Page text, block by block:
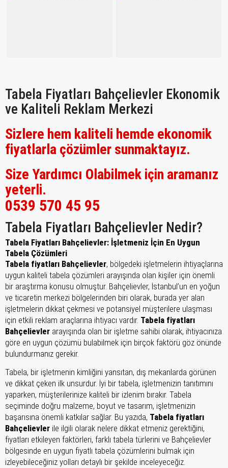
Tabela Fiyatları Bahçelievler Ekonomik
ve Kaliteli Reklam Merkezi
Sizlere hem kaliteli hemde ekonomik
fiyatlarla çözümler sunmaktayız.
Size Yardımcı Olabilmek için aramanız
yeterli.
0539 570 45 95
Tabela Fiyatları Bahçelievler Nedir?
Tabela Fiyatları Bahçelievler: İşletmeniz İçin En Uygun
Tabela Çözümleri
Tabela fiyatları Bahçelievler, bölgedeki işletmelerin ihtiyaçlarına
uygun kaliteli tabela çözümleri arayışında olan kişiler için önemli
bir araştırma konusu olmuştur. Bahçelievler, İstanbul’un en yoğun
ve ticaretin merkezi bölgelerinden biri olarak, burada yer alan
işletmelerin dikkat çekmesi ve potansiyel müşterilere ulaşması
için etkili reklam araçlarına ihtiyacı vardır. Tabela fiyatları
Bahçelievler arayışında olan bir işletme sahibi olarak, ihtiyacınıza
göre en uygun çözümü bulabilmek için birçok faktörü göz önünde
bulundurmanız gerekir.
Tabela, bir işletmenin kimliğini yansıtan, dış mekanlarda görünen
ve dikkat çeken ilk unsurdur. İyi bir tabela, işletmenizin tanıtımını
yaparken, müşterilerinize kaliteli bir izlenim bırakır. Tabela
seçiminde doğru malzeme, boyut ve tasarım, işletmenizin
başarısına önemli katkılar sağlar. Bu yazıda, Tabela fiyatları
Bahçelievler ile ilgili olarak nelere dikkat etmeniz gerektiğini,
fiyatları etkileyen faktörleri, farklı tabela türlerini ve Bahçelievler
bölgesinde en uygun fiyatlı tabela çözümlerini bulmak için
izleyebileceğiniz yolları detaylı bir şekilde inceleyeceğiz.